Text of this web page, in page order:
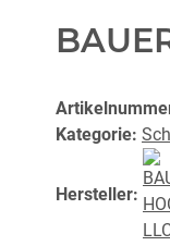
Kategorie:
Hersteller: